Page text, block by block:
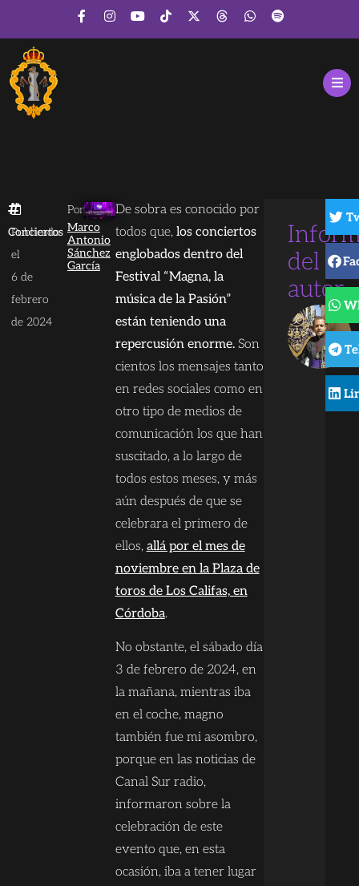
Conciertos
Publicado
el
6 de
febrero
de 2024
Por
Marco
Antonio
Sánchez
García
De sobra es conocido por
todos que,los conciertos
englobados dentro del
Festival “Magna, la
música de la Pasión”
están teniendo una
repercusión enorme. Son
cientos los mensajes tanto
en redes sociales como en
otro tipo de medios de
comunicación los que han
suscitado, a lo largo de
todos estos meses, y más
aún después de que se
celebrara el primero de
ellos, allá por el mes de
noviembre en la Plaza de
toros de Los Califas, en
Córdoba.
No obstante, el sábado día
3 de febrero de 2024, en
la mañana, mientras iba
en el coche, magno
también fue mi asombro,
porque en las noticias de
Canal Sur radio,
informaron sobre la
celebración de este
evento que, en esta
ocasión, iba a tener lugar
del
autor